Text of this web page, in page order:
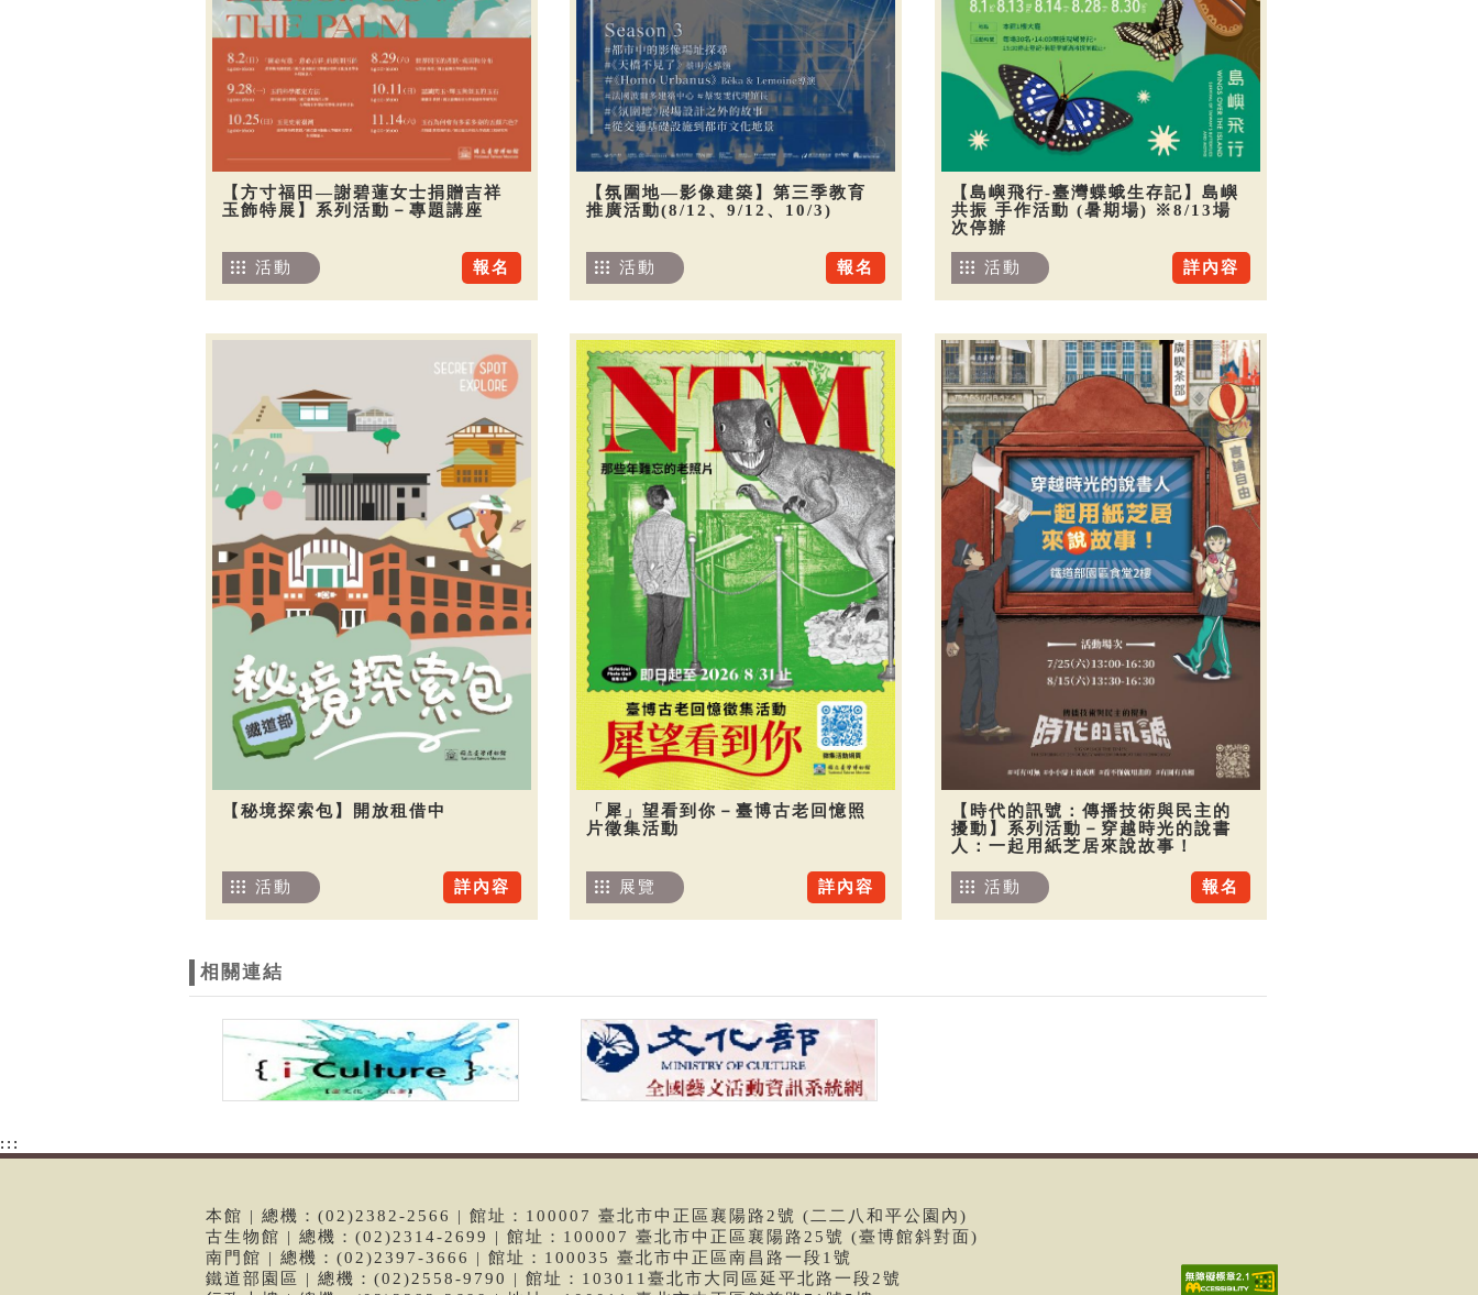
【方寸福田—謝碧蓮女士捐贈吉祥
玉飾特展】系列活動－專題講座
報名
活動
【氛圍地—影像建築】第三季教育
推廣活動(8/12、9/12、10/3)
報名
活動
【島嶼飛行-臺灣蝶蛾生存記】島嶼
共振 手作活動 (暑期場) ※8/13場
次停辦
詳內容
活動
【秘境探索包】開放租借中
詳內容
活動
「犀」望看到你－臺博古老回憶照
片徵集活動
詳內容
展覽
【時代的訊號：傳播技術與民主的
擾動】系列活動－穿越時光的說書
人：一起用紙芝居來說故事！
報名
活動
相關連結
:::
本館 | 總機：(02)2382-2566 | 館址：100007 臺北市中正區襄陽路2號 (二二八和平公園內)
古生物館 | 總機：(02)2314-2699 | 館址：100007 臺北市中正區襄陽路25號 (臺博館斜對面)
南門館 | 總機：(02)2397-3666 | 館址：100035 臺北市中正區南昌路一段1號
鐵道部園區 | 總機：(02)2558-9790 | 館址：103011臺北市大同區延平北路一段2號